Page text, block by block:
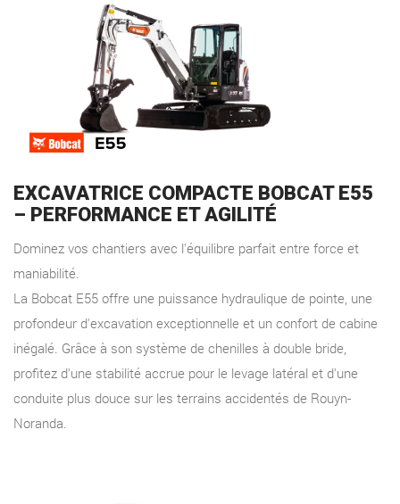
EXCAVATRICE COMPACTE BOBCAT E55
– PERFORMANCE ET AGILITÉ
Dominez vos chantiers avec l'équilibre parfait entre force et
maniabilité.
La Bobcat E55 offre une puissance hydraulique de pointe, une
profondeur d'excavation exceptionnelle et un confort de cabine
inégalé. Grâce à son système de chenilles à double bride,
profitez d'une stabilité accrue pour le levage latéral et d'une
conduite plus douce sur les terrains accidentés de Rouyn-
Noranda.